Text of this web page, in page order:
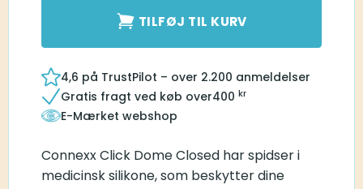
TILFØJ TIL KURV
4,6 på TrustPilot – over 2.200 anmeldelser
Gratis fragt ved køb over400 kr
E-Mærket webshop
Connexx Click Dome Closed har spidser i
medicinsk silikone, som beskytter dine